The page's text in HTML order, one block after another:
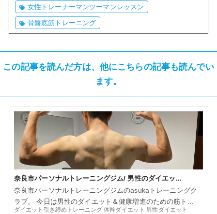
女性トレーナーマンツーマンレッスン
骨盤底筋トレーニング
この記事を読んだ方は、他にこちらの記事も読んでい
ます。
奈良市パーソナルトレーニングジム/ 男性のダイエッ...
奈良市パーソナルトレーニングジムのasukaトレーニングク
ラブ。 今日は男性のダイエット＆健康増進のための筋ト...
ダイエット引き締めトレーニング 体幹ダイエット 男性ダイエット